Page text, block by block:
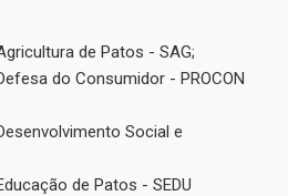
de Patos - SAG;
do Consumidor - PROCON
Social e
de Patos - SEDU